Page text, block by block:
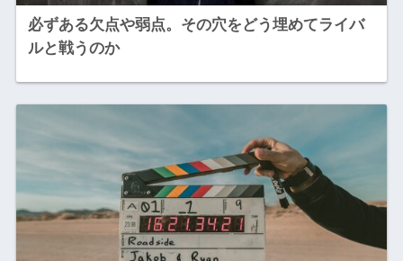
必ずある欠点や弱点。その穴をどう埋めてライバ
ルと戦うのか